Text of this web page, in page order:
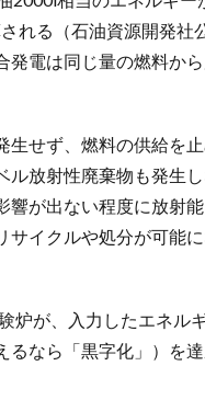
れる（石油資源開発社
電は同じ量の燃料か
せず、燃料の供給を
放射性廃棄物も発生
が出ない程度に放射
イクルや処分が可能
炉が、入力したエネル
なら「黒字化」）を